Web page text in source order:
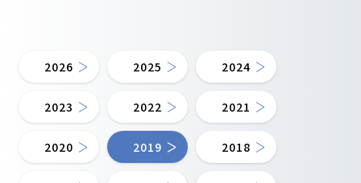
2026 2025 2024
2023 2022 2021
2020 2019 2018